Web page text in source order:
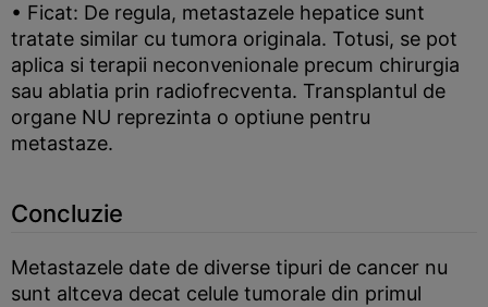
• Ficat: De regula, metastazele hepatice sunt
tratate similar cu tumora originala. Totusi, se pot
aplica si terapii neconvenionale precum chirurgia
sau ablatia prin radiofrecventa. Transplantul de
organe NU reprezinta o optiune pentru
metastaze.
Concluzie
Metastazele date de diverse tipuri de cancer nu
sunt altceva decat celule tumorale din primul